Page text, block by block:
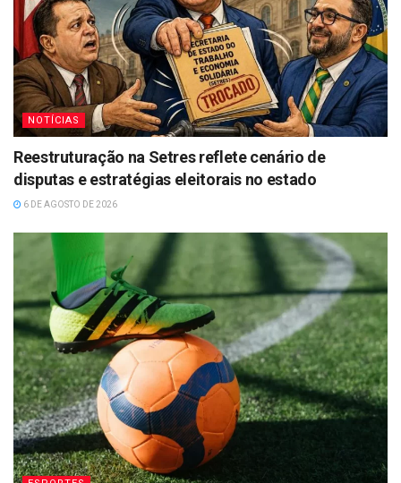
NOTÍCIAS
Reestruturação na Setres reflete cenário de
disputas e estratégias eleitorais no estado
6 DE AGOSTO DE 2026